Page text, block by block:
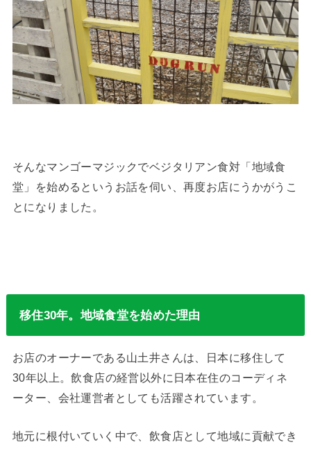
そんなマンゴーマジックでベジタリアン食対「地域食
堂」を始めるというお話を伺い、再度お店にうかがうこ
とになりました。
移住30年。地域食堂を始めた理由
お店のオーナーである山土井さんは、日本に移住して
30年以上。飲食店の経営以外に日本在住のコーディネ
ーター、会社運営者としても活躍されています。
地元に根付いていく中で、飲食店として地域に貢献でき